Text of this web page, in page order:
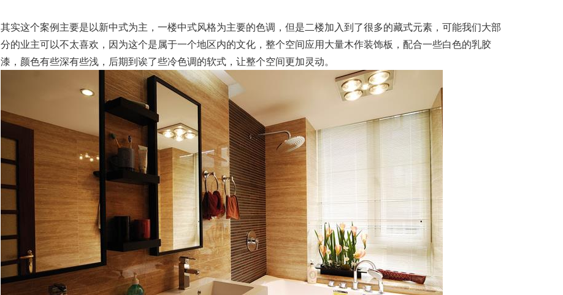
其实这个案例主要是以新中式为主，一楼中式风格为主要的色调，但是二楼加入到了很多的藏式元素，可能我们大部
分的业主可以不太喜欢，因为这个是属于一个地区内的文化，整个空间应用大量木作装饰板，配合一些白色的乳胶
漆，颜色有些深有些浅，后期到诶了些冷色调的软式，让整个空间更加灵动。